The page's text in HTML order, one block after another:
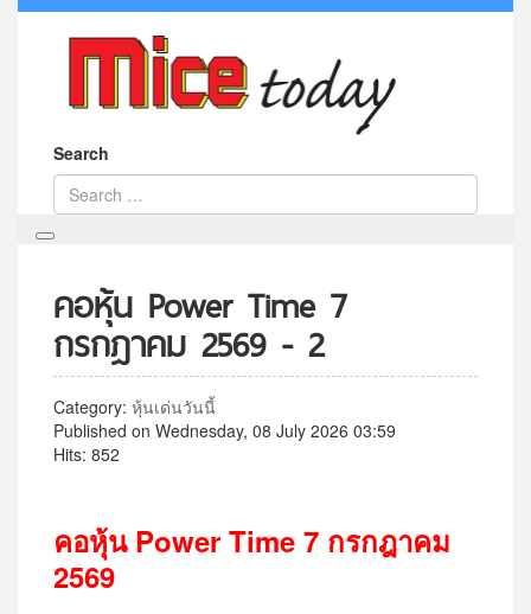
Search
คอหุ้น Power Time 7
กรกฎาคม 2569 - 2
Category: หุ้นเด่นวันนี้
Published on Wednesday, 08 July 2026 03:59
Hits: 852
คอหุ้นPower Time 7 กรกฎาคม
2569